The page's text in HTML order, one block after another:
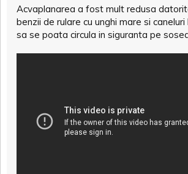
Acvaplanarea a fost mult redusa
benzii de rulare cu unghi mare si
sa se poata circula in siguranta pe